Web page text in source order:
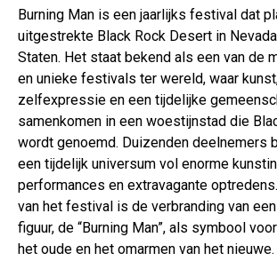
Burning Man is een jaarlijks festival dat
uitgestrekte Black Rock Desert in
Staten. Het staat bekend als een van de
en unieke festivals ter wereld, waar
zelfexpressie en een tijdelijke
samenkomen in een woestijnstad die
wordt genoemd. Duizenden deelnemers
een tijdelijk universum vol enorme
performances en extravagante
van het festival is de verbranding van
figuur, de “Burning Man”, als symbool
het oude en het omarmen van het